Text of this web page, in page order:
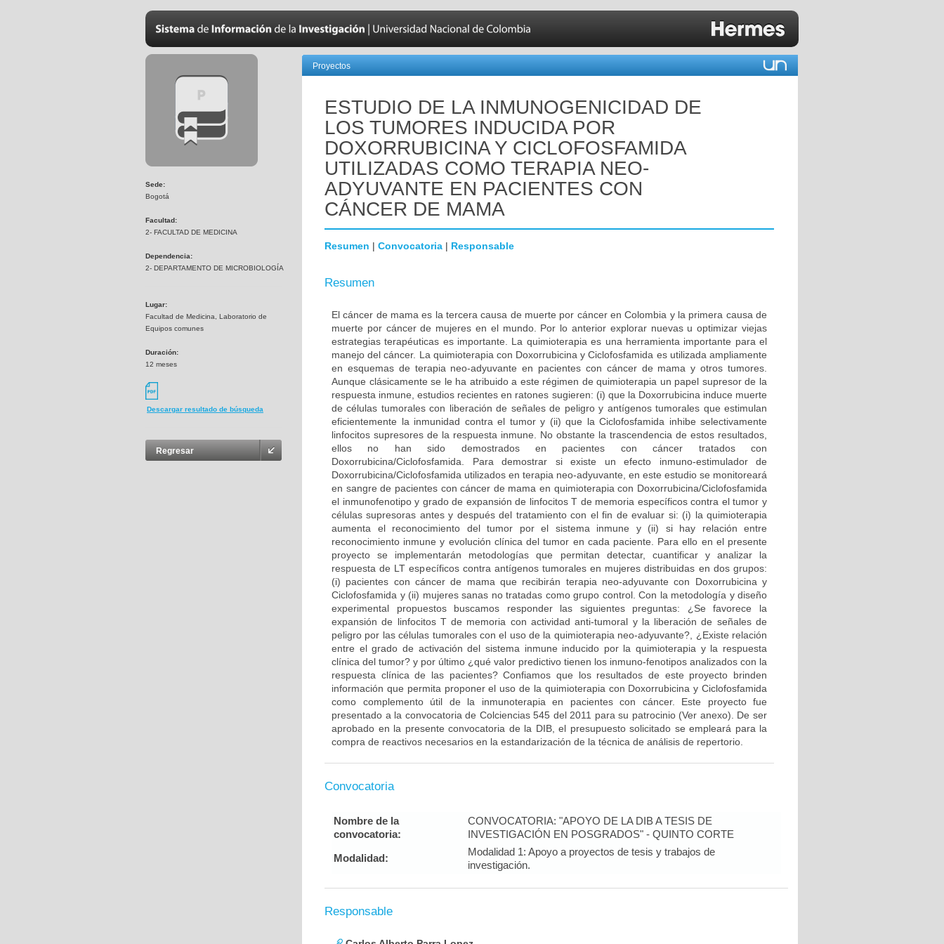
Sede:
Bogotá
Facultad:
2- FACULTAD DE MEDICINA
Dependencia:
2- DEPARTAMENTO DE MICROBIOLOGÍA
Lugar:
Facultad de Medicina, Laboratorio de
Equipos comunes
Duración:
12 meses
Descargar resultado de búsqueda
Regresar
Proyectos
ESTUDIO DE LA INMUNOGENICIDAD DE
LOS TUMORES INDUCIDA POR
DOXORRUBICINA Y CICLOFOSFAMIDA
UTILIZADAS COMO TERAPIA NEO-
ADYUVANTE EN PACIENTES CON
CÁNCER DE MAMA
Resumen | Convocatoria | Responsable
Resumen
El cáncer de mama es la tercera causa de muerte por cáncer en Colombia y la primera causa de
muerte por cáncer de mujeres en el mundo. Por lo anterior explorar nuevas u optimizar viejas
estrategias terapéuticas es importante. La quimioterapia es una herramienta importante para el
manejo del cáncer. La quimioterapia con Doxorrubicina y Ciclofosfamida es utilizada ampliamente
en esquemas de terapia neo-adyuvante en pacientes con cáncer de mama y otros tumores.
Aunque clásicamente se le ha atribuido a este régimen de quimioterapia un papel supresor de la
respuesta inmune, estudios recientes en ratones sugieren: (i) que la Doxorrubicina induce muerte
de células tumorales con liberación de señales de peligro y antígenos tumorales que estimulan
eficientemente la inmunidad contra el tumor y (ii) que la Ciclofosfamida inhibe selectivamente
linfocitos supresores de la respuesta inmune. No obstante la trascendencia de estos resultados,
ellos no han sido demostrados en pacientes con cáncer tratados con
Doxorrubicina/Ciclofosfamida. Para demostrar si existe un efecto inmuno-estimulador de
Doxorrubicina/Ciclofosfamida utilizados en terapia neo-adyuvante, en este estudio se monitoreará
en sangre de pacientes con cáncer de mama en quimioterapia con Doxorrubicina/Ciclofosfamida
el inmunofenotipo y grado de expansión de linfocitos T de memoria específicos contra el tumor y
células supresoras antes y después del tratamiento con el fin de evaluar si: (i) la quimioterapia
aumenta el reconocimiento del tumor por el sistema inmune y (ii) si hay relación entre
reconocimiento inmune y evolución clínica del tumor en cada paciente. Para ello en el presente
proyecto se implementarán metodologías que permitan detectar, cuantificar y analizar la
respuesta de LT específicos contra antígenos tumorales en mujeres distribuidas en dos grupos:
(i) pacientes con cáncer de mama que recibirán terapia neo-adyuvante con Doxorrubicina y
Ciclofosfamida y (ii) mujeres sanas no tratadas como grupo control. Con la metodología y diseño
experimental propuestos buscamos responder las siguientes preguntas: ¿Se favorece la
expansión de linfocitos T de memoria con actividad anti-tumoral y la liberación de señales de
peligro por las células tumorales con el uso de la quimioterapia neo-adyuvante?, ¿Existe relación
entre el grado de activación del sistema inmune inducido por la quimioterapia y la respuesta
clínica del tumor? y por último ¿qué valor predictivo tienen los inmuno-fenotipos analizados con la
respuesta clínica de las pacientes? Confiamos que los resultados de este proyecto brinden
información que permita proponer el uso de la quimioterapia con Doxorrubicina y Ciclofosfamida
como complemento útil de la inmunoterapia en pacientes con cáncer. Este proyecto fue
presentado a la convocatoria de Colciencias 545 del 2011 para su patrocinio (Ver anexo). De ser
aprobado en la presente convocatoria de la DIB, el presupuesto solicitado se empleará para la
compra de reactivos necesarios en la estandarización de la técnica de análisis de repertorio.
Convocatoria
Nombre de la
convocatoria:
CONVOCATORIA: "APOYO DE LA DIB A TESIS DE
INVESTIGACIÓN EN POSGRADOS" - QUINTO CORTE
Modalidad:
Modalidad 1: Apoyo a proyectos de tesis y trabajos de
investigación.
Responsable